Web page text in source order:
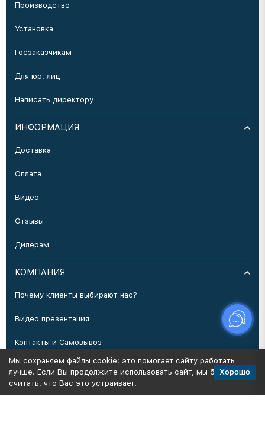
Производство
Установка
Госзаказчикам
Для юр. лиц
Написать директору
ИНФОРМАЦИЯ
Доставка
Оплата
Видео
Отзывы
Дилерам
КОМПАНИЯ
Почему клиенты выбирают нас?
Видео презентация
Контакты и Самовывоз
Производство
Мы сохраняем файлы cookie: это помогает сайту работать
лучше. Если Вы продолжите использовать сайт, мы будем
считать, что Вас это устраивает.
Хорошо